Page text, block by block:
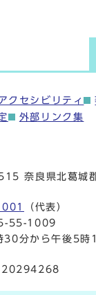
クセシビリティ
外部リンク集
奈良県北葛城
（代表）
55-1009
30分から午後5時